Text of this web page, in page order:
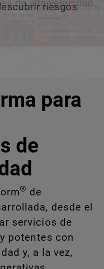
de alta velocidad.
riesgos
pas
para
de
® de
desde el
servicios de
potentes con
y, a la vez,